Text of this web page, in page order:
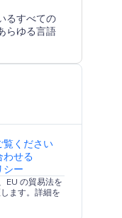
るすべての
らゆる言語
覧ください
わせる
シー
EU の貿易法を
ます。詳細を